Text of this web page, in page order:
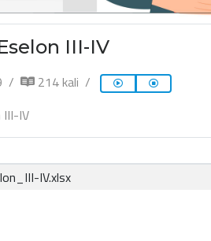
III-IV
214 kali
III-IV
IV.xlsx